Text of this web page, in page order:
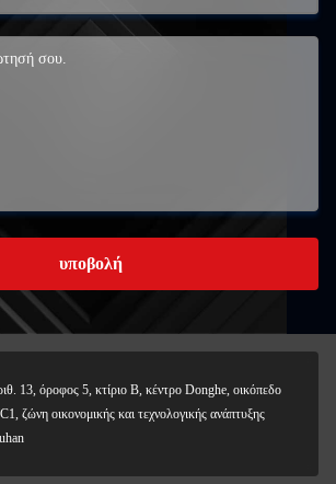
υποβολή
13, όροφος 5, κτίριο Β, κέντρο Donghe, οικόπεδο
ζώνη οικονομικής και τεχνολογικής ανάπτυξης